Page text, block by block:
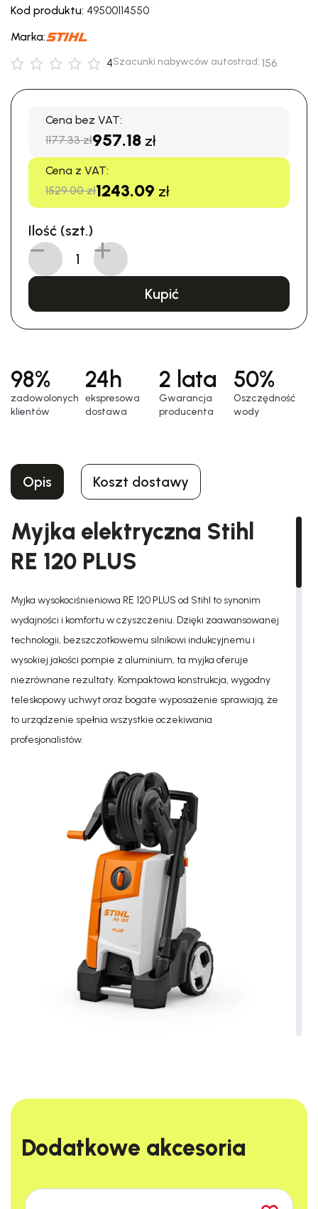
Kod produktu: 49500114550
Marka:
4Szacunki nabywców autostrad: 156
Cena bez VAT:
1177.33 zł957.18 zł
Cena z VAT:
1529.00 zł1243.09 zł
Ilość (szt.)
Kupić
98%
zadowolonych
klientów
24h
еkspresowa
dostawa
2 lata
Gwarancja
producenta
50%
Oszczędność
wody
Opis Koszt dostawy
Myjka elektryczna Stihl
RE 120 PLUS
Myjka wysokociśnieniowa RE 120 PLUS od Stihl to synonim
wydajności i komfortu w czyszczeniu. Dzięki zaawansowanej
technologii, bezszczotkowemu silnikowi indukcyjnemu i
wysokiej jakości pompie z aluminium, ta myjka oferuje
niezrównane rezultaty. Kompaktowa konstrukcja, wygodny
teleskopowy uchwyt oraz bogate wyposażenie sprawiają, że
to urządzenie spełnia wszystkie oczekiwania
profesjonalistów.
zainteresować się tym
Bezszczotkowy silnik indukcyjny
Dodatkowe akcesoria​